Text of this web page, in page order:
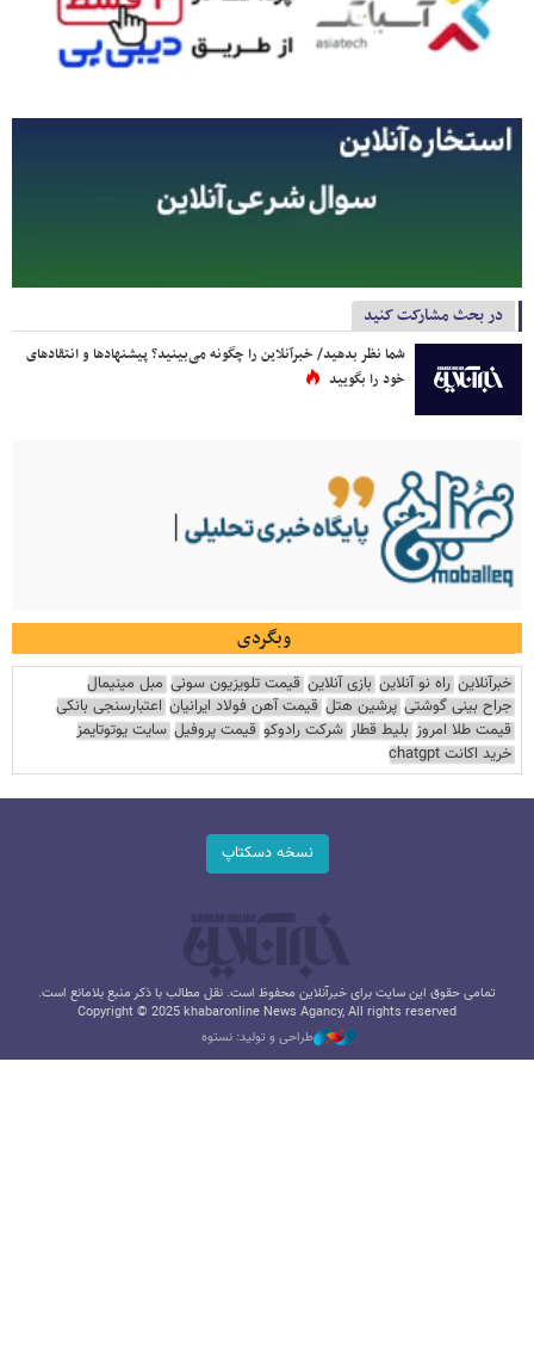
در بحث مشارکت کنید
شما نظر بدهید/ خبرآنلاین را چگونه می‌بینید؟ پیشنهادها و انتقادهای
خود را بگویید
وبگردی
خبرآنلاین راه نو آنلاین بازی آنلاین قیمت تلویزیون سونی مبل مینیمال
جراح بینی گوشتی پرشین هتل قیمت آهن فولاد ایرانیان اعتبارسنجی بانکی
قیمت طلا امروز بلیط قطار شرکت رادوکو قیمت پروفیل سایت یوتوتایمز
خرید اکانت chatgpt
نسخه دسکتاپ
تمامی حقوق این سایت برای خبرآنلاین محفوظ است. نقل مطالب با ذکر منبع بلامانع است.
Copyright © 2025 khabaronline News Agancy, All rights reserved
طراحی و تولید: نستوه